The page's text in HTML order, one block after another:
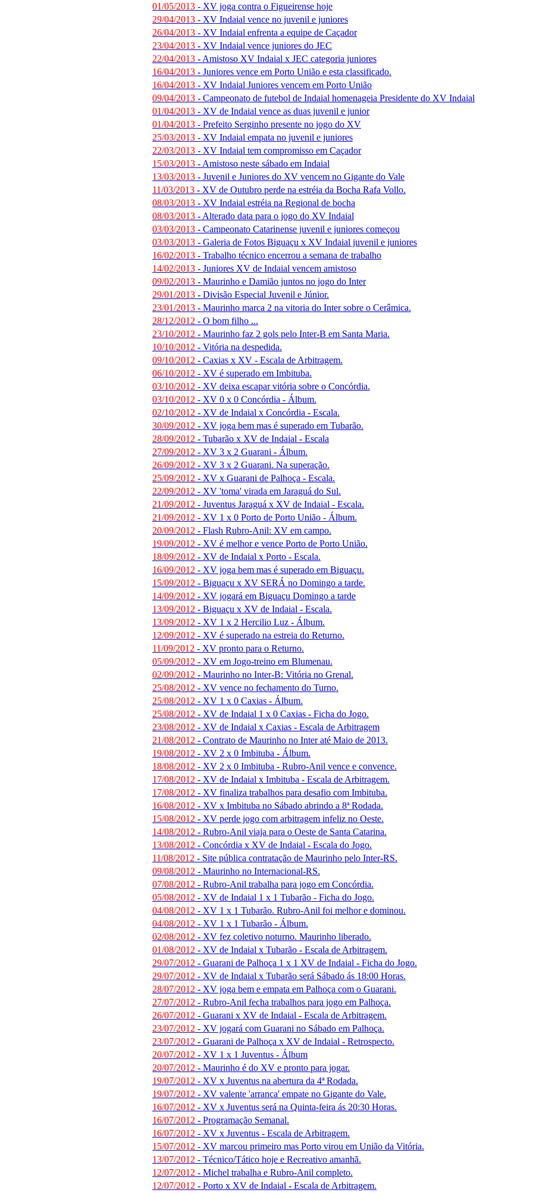
01/05/2013 - XV joga contra o Figueirense hoje
29/04/2013 - XV Indaial vence no juvenil e juniores
26/04/2013 - XV Indaial enfrenta a equipe de Caçador
23/04/2013 - XV Indaial vence juniores do JEC
22/04/2013 - Amistoso XV Indaial x JEC categoria juniores
16/04/2013 - Juniores vence em Porto União e esta classificado.
16/04/2013 - XV Indaial Juniores vencem em Porto União
09/04/2013 - Campeonato de futebol de Indaial homenageia Presidente do XV Indaial
01/04/2013 - XV de Indaial vence as duas juvenil e junior
01/04/2013 - Prefeito Serginho presente no jogo do XV
25/03/2013 - XV Indaial empata no juvenil e juniores
22/03/2013 - XV Indaial tem compromisso em Caçador
15/03/2013 - Amistoso neste sábado em Indaial
13/03/2013 - Juvenil e Juniores do XV vencem no Gigante do Vale
11/03/2013 - XV de Outubro perde na estréia da Bocha Rafa Vollo.
08/03/2013 - XV Indaial estréia na Regional de bocha
08/03/2013 - Alterado data para o jogo do XV Indaial
03/03/2013 - Campeonato Catarinense juvenil e juniores começou
03/03/2013 - Galeria de Fotos Biguaçu x XV Indaial juvenil e juniores
16/02/2013 - Trabalho técnico encerrou a semana de trabalho
14/02/2013 - Juniores XV de Indaial vencem amistoso
09/02/2013 - Maurinho e Damião juntos no jogo do Inter
29/01/2013 - Divisão Especial Juvenil e Júnior.
23/01/2013 - Maurinho marca 2 na vitoria do Inter sobre o Cerâmica.
28/12/2012 - O bom filho ...
23/10/2012 - Maurinho faz 2 gols pelo Inter-B em Santa Maria.
10/10/2012 - Vitória na despedida.
09/10/2012 - Caxias x XV - Escala de Arbitragem.
06/10/2012 - XV é superado em Imbituba.
03/10/2012 - XV deixa escapar vitória sobre o Concórdia.
03/10/2012 - XV 0 x 0 Concórdia - Álbum.
02/10/2012 - XV de Indaial x Concórdia - Escala.
30/09/2012 - XV joga bem mas é superado em Tubarão.
28/09/2012 - Tubarão x XV de Indaial - Escala
27/09/2012 - XV 3 x 2 Guarani - Álbum.
26/09/2012 - XV 3 x 2 Guarani. Na superação.
25/09/2012 - XV x Guarani de Palhoça - Escala.
22/09/2012 - XV 'toma' virada em Jaraguá do Sul.
21/09/2012 - Juventus Jaraguá x XV de Indaial - Escala.
21/09/2012 - XV 1 x 0 Porto de Porto União - Álbum.
20/09/2012 - Flash Rubro-Anil: XV em campo.
19/09/2012 - XV é melhor e vence Porto de Porto União.
18/09/2012 - XV de Indaial x Porto - Escala.
16/09/2012 - XV joga bem mas é superado em Biguaçu.
15/09/2012 - Biguaçu x XV SERÁ no Domingo a tarde.
14/09/2012 - XV jogará em Biguaçu Domingo a tarde
13/09/2012 - Biguaçu x XV de Indaial - Escala.
13/09/2012 - XV 1 x 2 Hercilio Luz - Álbum.
12/09/2012 - XV é superado na estreia do Returno.
11/09/2012 - XV pronto para o Returno.
05/09/2012 - XV em Jogo-treino em Blumenau.
02/09/2012 - Maurinho no Inter-B: Vitória no Grenal.
25/08/2012 - XV vence no fechamento do Turno.
25/08/2012 - XV 1 x 0 Caxias - Álbum.
25/08/2012 - XV de Indaial 1 x 0 Caxias - Ficha do Jogo.
23/08/2012 - XV de Indaial x Caxias - Escala de Arbitragem
21/08/2012 - Contrato de Maurinho no Inter até Maio de 2013.
19/08/2012 - XV 2 x 0 Imbituba - Álbum.
18/08/2012 - XV 2 x 0 Imbituba - Rubro-Anil vence e convence.
17/08/2012 - XV de Indaial x Imbituba - Escala de Arbitragem.
17/08/2012 - XV finaliza trabalhos para desafio com Imbituba.
16/08/2012 - XV x Imbituba no Sábado abrindo a 8ª Rodada.
15/08/2012 - XV perde jogo com arbitragem infeliz no Oeste.
14/08/2012 - Rubro-Anil viaja para o Oeste de Santa Catarina.
13/08/2012 - Concórdia x XV de Indaial - Escala do Jogo.
11/08/2012 - Site pública contratação de Maurinho pelo Inter-RS.
09/08/2012 - Maurinho no Internacional-RS.
07/08/2012 - Rubro-Anil trabalha para jogo em Concórdia.
05/08/2012 - XV de Indaial 1 x 1 Tubarão - Ficha do Jogo.
04/08/2012 - XV 1 x 1 Tubarão. Rubro-Anil foi melhor e dominou.
04/08/2012 - XV 1 x 1 Tubarão - Álbum.
02/08/2012 - XV fez coletivo noturno. Maurinho liberado.
01/08/2012 - XV de Indaial x Tubarão - Escala de Arbitragem.
29/07/2012 - Guarani de Palhoça 1 x 1 XV de Indaial - Ficha do Jogo.
29/07/2012 - XV de Indaial x Tubarão será Sábado ás 18:00 Horas.
28/07/2012 - XV joga bem e empata em Palhoça com o Guarani.
27/07/2012 - Rubro-Anil fecha trabalhos para jogo em Palhoça.
26/07/2012 - Guarani x XV de Indaial - Escala de Arbitragem.
23/07/2012 - XV jogará com Guarani no Sábado em Palhoça.
23/07/2012 - Guarani de Palhoça x XV de Indaial - Retrospecto.
20/07/2012 - XV 1 x 1 Juventus - Álbum
20/07/2012 - Maurinho é do XV e pronto para jogar.
19/07/2012 - XV x Juventus na abertura da 4ª Rodada.
19/07/2012 - XV valente 'arranca' empate no Gigante do Vale.
16/07/2012 - XV x Juventus será na Quinta-feira ás 20:30 Horas.
16/07/2012 - Programação Semanal.
16/07/2012 - XV x Juventus - Escala de Arbitragem.
15/07/2012 - XV marcou primeiro mas Porto virou em União da Vitória.
13/07/2012 - Técnico/Tático hoje e Recreativo amanhã.
12/07/2012 - Michel trabalha e Rubro-Anil completo.
12/07/2012 - Porto x XV de Indaial - Escala de Arbitragem.